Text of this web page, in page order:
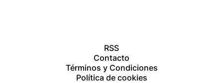
RSS
Contacto
Términos y Condiciones
Política de cookies